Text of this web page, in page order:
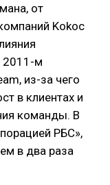
от
Kokoc
2011-м
из-за чего
в клиентах и
команды. В
РБС»,
в два раза